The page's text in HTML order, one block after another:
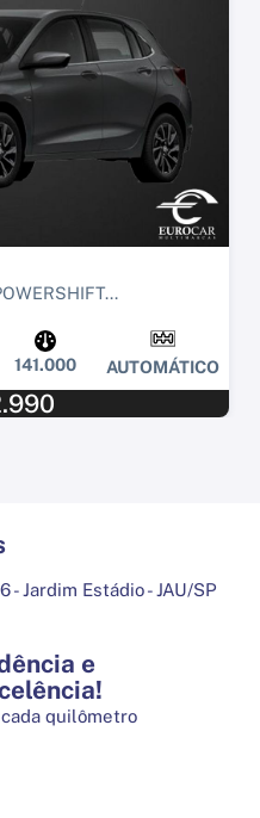
141.000 AUTOMÁTICO
Jardim Estádio - JAU/SP
e
quilômetro